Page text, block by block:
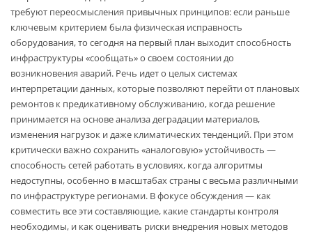
требуют переосмысления привычных принципов: если раньше
ключевым критерием была физическая исправность
оборудования, то сегодня на первый план выходит способность
инфраструктуры «сообщать» о своем состоянии до
возникновения аварий. Речь идет о целых системах
интерпретации данных, которые позволяют перейти от плановых
ремонтов к предикативному обслуживанию, когда решение
принимается на основе анализа деградации материалов,
изменения нагрузок и даже климатических тенденций. При этом
критически важно сохранить «аналоговую» устойчивость —
способность сетей работать в условиях, когда алгоритмы
недоступны, особенно в масштабах страны с весьма различными
по инфраструктуре регионами. В фокусе обсуждения — как
совместить все эти составляющие, какие стандарты контроля
необходимы, и как оценивать риски внедрения новых методов